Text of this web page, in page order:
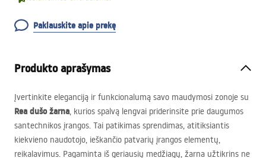
Paklauskite apie prekę
Produkto aprašymas
Įvertinkite eleganciją ir funkcionalumą savo maudymosi zonoje su
Rea dušo žarna, kurios spalvą lengvai priderinsite prie daugumos
santechnikos įrangos. Tai patikimas sprendimas, atitiksiantis
kiekvieno naudotojo, ieškančio patvarių įrangos elementų,
reikalavimus. Pagaminta iš geriausių medžiagų, žarna užtikrins ne